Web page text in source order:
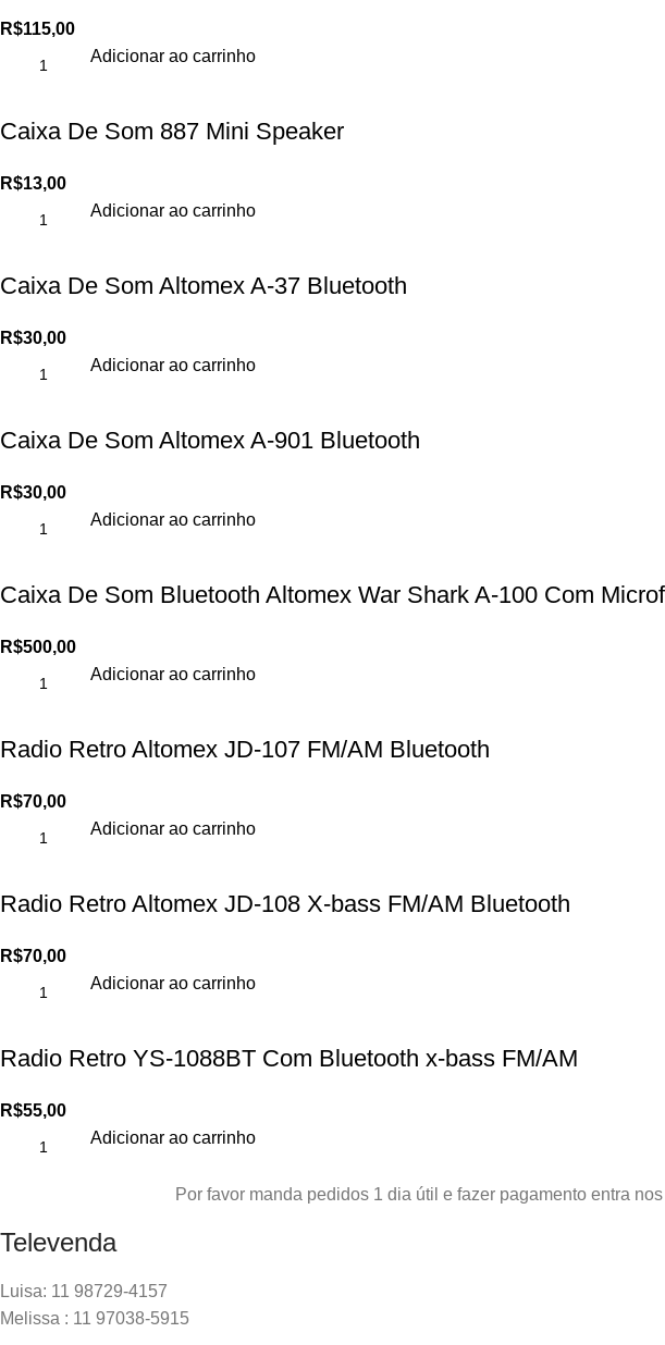
R$115,00
Adicionar ao carrinho
Caixa De Som 887 Mini Speaker
R$13,00
Adicionar ao carrinho
Caixa De Som Altomex A-37 Bluetooth
R$30,00
Adicionar ao carrinho
Caixa De Som Altomex A-901 Bluetooth
R$30,00
Adicionar ao carrinho
Caixa De Som Bluetooth Altomex War Shark A-100 Com
R$500,00
Adicionar ao carrinho
Radio Retro Altomex JD-107 FM/AM Bluetooth
R$70,00
Adicionar ao carrinho
Radio Retro Altomex JD-108 X-bass FM/AM Bluetooth
R$70,00
Adicionar ao carrinho
Radio Retro YS-1088BT Com Bluetooth x-bass FM/AM
R$55,00
Adicionar ao carrinho
Por favor manda pedidos 1 dia útil e fazer pagamento entra
Televenda
Luisa: 11 98729-4157
Melissa : 11 97038-5915